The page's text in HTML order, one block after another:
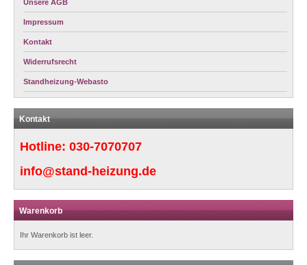
Unsere AGB
Impressum
Kontakt
Widerrufsrecht
Standheizung-Webasto
Kontakt
Hotline: 030-7070707
info@stand-heizung.de
Warenkorb
Ihr Warenkorb ist leer.